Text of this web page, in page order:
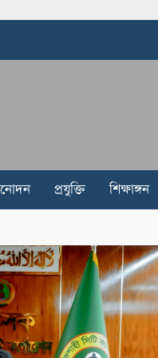
প্রযুক্তি শিক্ষাঙ্গন